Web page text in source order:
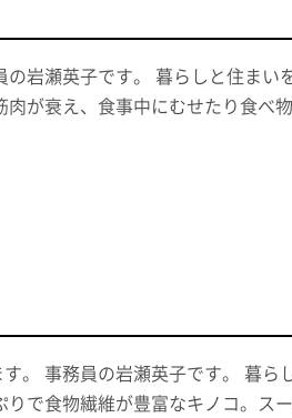
岩瀬英子です。 暮らしと住ま
が衰え、食事中にむせたり食べ
。 事務員の岩瀬英子です。 暮ら
で食物繊維が豊富なキノコ。ス